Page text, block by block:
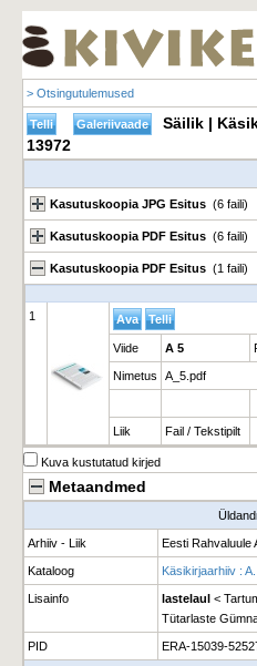
> Otsingutulemused
Säilik |
13972
Kasutuskoopia JPG Esitus (6 faili)
Kasutuskoopia PDF Esitus (6 faili)
Kasutuskoopia PDF Esitus (1 faili)
1
Viide A 5
Nimetus A_5.pdf
Liik Fail / Tekstipilt
Kuva kustutatud kirjed
Metaandmed
Arhiiv - Liik Eesti Rahvaluule
Kataloog Käsikirjaarhiiv :
Lisainfo lastelaul <
Tütarlaste
PID ERA-15039-